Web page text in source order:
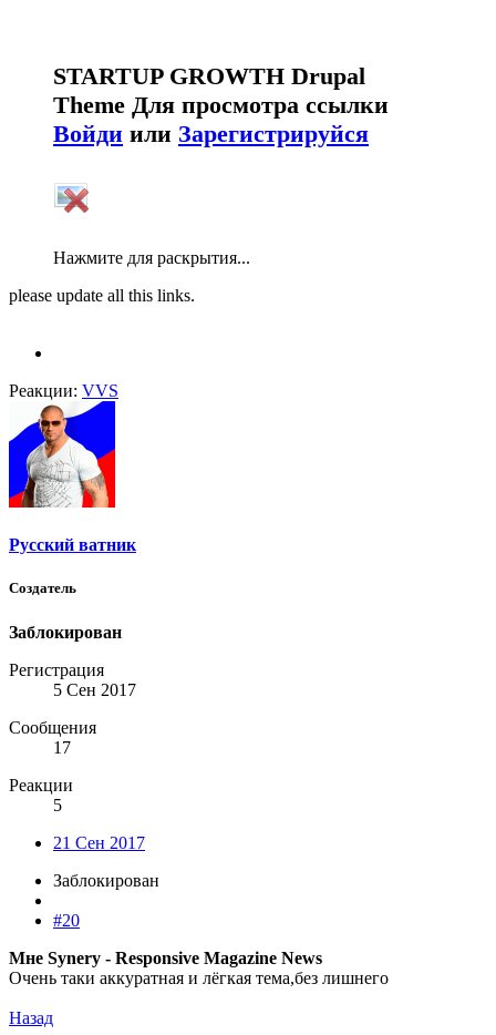
STARTUP GROWTH Drupal
Theme Для просмотра ссылки
Войди или Зарегистрируйся
Нажмите для раскрытия...
please update all this links.
Реакции: VVS
Русский ватник
Создатель
Заблокирован
Регистрация
5 Сен 2017
Сообщения
17
Реакции
5
21 Сен 2017
Заблокирован
#20
Мне Synery - Responsive Magazine News
Очень таки аккуратная и лёгкая тема,без лишнего
Назад